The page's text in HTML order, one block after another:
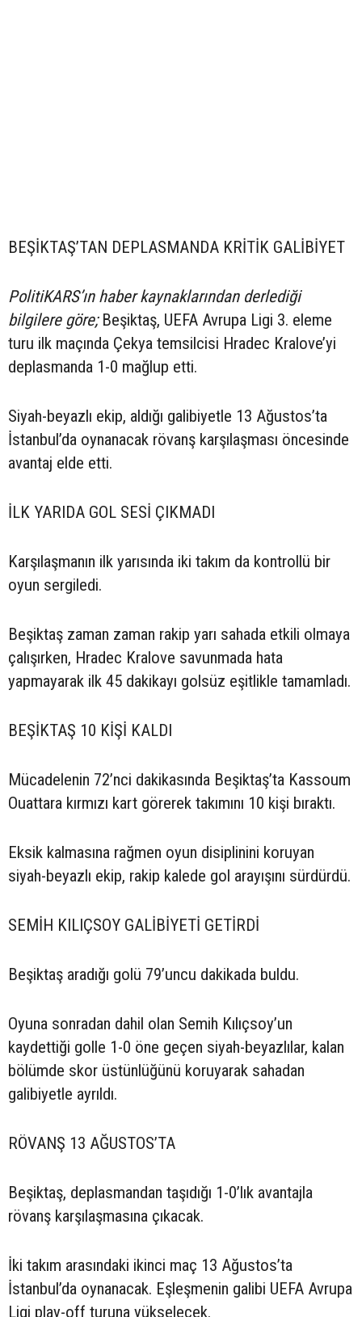
BEŞİKTAŞ’TAN DEPLASMANDA KRİTİK GALİBİYET
PolitiKARS’ın haber kaynaklarından derlediği
bilgilere göre;Beşiktaş, UEFA Avrupa Ligi 3. eleme
turu ilk maçında Çekya temsilcisi Hradec Kralove’yi
deplasmanda 1-0 mağlup etti.
Siyah-beyazlı ekip, aldığı galibiyetle 13 Ağustos’ta
İstanbul’da oynanacak rövanş karşılaşması öncesinde
avantaj elde etti.
İLK YARIDA GOL SESİ ÇIKMADI
Karşılaşmanın ilk yarısında iki takım da kontrollü bir
oyun sergiledi.
Beşiktaş zaman zaman rakip yarı sahada etkili olmaya
çalışırken, Hradec Kralove savunmada hata
yapmayarak ilk 45 dakikayı golsüz eşitlikle tamamladı.
BEŞİKTAŞ 10 KİŞİ KALDI
Mücadelenin 72’nci dakikasında Beşiktaş’ta Kassoum
Ouattara kırmızı kart görerek takımını 10 kişi bıraktı.
Eksik kalmasına rağmen oyun disiplinini koruyan
siyah-beyazlı ekip, rakip kalede gol arayışını sürdürdü.
SEMİH KILIÇSOY GALİBİYETİ GETİRDİ
Beşiktaş aradığı golü 79’uncu dakikada buldu.
Oyuna sonradan dahil olan Semih Kılıçsoy’un
kaydettiği golle 1-0 öne geçen siyah-beyazlılar, kalan
bölümde skor üstünlüğünü koruyarak sahadan
galibiyetle ayrıldı.
RÖVANŞ 13 AĞUSTOS’TA
Beşiktaş, deplasmandan taşıdığı 1-0’lık avantajla
rövanş karşılaşmasına çıkacak.
İki takım arasındaki ikinci maç 13 Ağustos’ta
İstanbul’da oynanacak. Eşleşmenin galibi UEFA Avrupa
Ligi play-off turuna yükselecek.